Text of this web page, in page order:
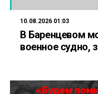
10.08.2026 01:03
В Баренцевом
военное судно,